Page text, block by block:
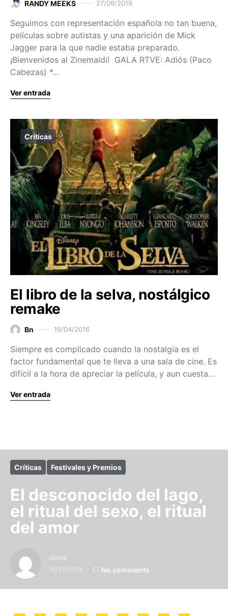
RANDY MEEKS 27/09/2019
Seguimos con representación española no tan buena,
películas sobre autistas y una aparición de Mick
Jagger para la que nadie estaba preparado.
¡Bienvenidos al Zinemaldi! GALA RTVE: Adiós (Paco
Cabezas) *…
Ver entrada
Críticas
El libro de la selva, nostálgico
remake
Bn 19/04/2016
Siempre es complicado cuando la nostalgia es el
factor fundamental que te lleva a una sala de cine. Es
difícil a la hora de apreciar la película, y aun cuesta…
Ver entrada
Críticas Festivales y Premios
El desconocido del lago,
el ritual del sexo, el ritual
del amor
davis
15/11/2013 No comments